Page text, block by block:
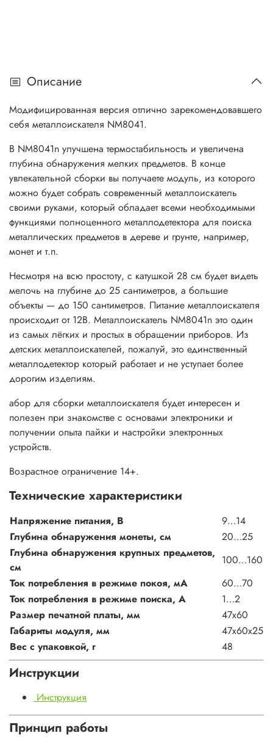
Описание
Модифицированная версия отлично зарекомендовавшего
себя металлоискателя NM8041.
В NM8041n улучшена термостабильность и увеличена
глубина обнаружения мелких предметов. В конце
увлекательной сборки вы получаете модуль, из которого
можно будет собрать современный металлоискатель
своими руками, который обладает всеми необходимыми
функциями полноценного металлодетектора для поиска
металлических предметов в дереве и грунте, например,
монет и т.п.
Несмотря на всю простоту, с катушкой 28 см будет видеть
мелочь на глубине до 25 сантиметров, а большие
объекты — до 150 сантиметров. Питание металлоискателя
происходит от 12В. Металлоискатель NM8041n это один
из самых лёгких и простых в обращении приборов. Из
детских металлоискателей, пожалуй, это единственный
металлодетектор который работает и не уступает более
дорогим изделиям.
абор для сборки металлоискателя будет интересен и
полезен при знакомстве с основами электроники и
получении опыта пайки и настройки электронных
устройств.
Возрастное ограничение 14+.
Технические характеристики
Напряжение питания, В
9…14
Глубина обнаружения монеты, см
20…25
Глубина обнаружения крупных предметов,
см
100…160
Ток потребления в режиме покоя, мА
60…70
Ток потребления в режиме поиска, А
1…2
Размер печатной платы, мм
47х60
Габариты модуля, мм
47х60х25
Вес с упаковкой, г
48
Инструкции
Инструкция
Принцип работы